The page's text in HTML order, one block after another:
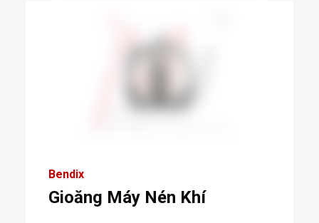
Bendix
Gioăng Máy Nén Khí